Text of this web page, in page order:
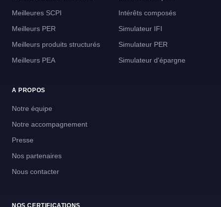
Meilleures SCPI
Meilleurs PER
Meilleurs produits structurés
Meilleurs PEA
Intérêts composés
Simulateur IFI
Simulateur PER
Simulateur d'épargne
A PROPOS
Notre équipe
Notre accompagnement
Presse
Nos partenaires
Nous contacter
NOS CERTIFICATIONS